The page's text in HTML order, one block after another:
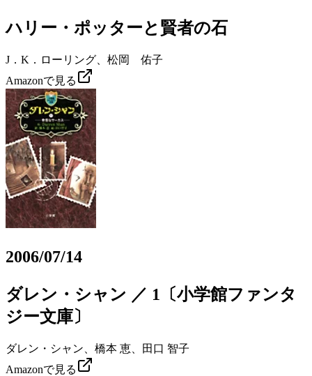
ハリー・ポッターと賢者の石
J．K．ローリング、松岡 佑子
Amazonで見る
2006/07/14
ダレン・シャン ／ 1〔小学館ファンタ
ジー文庫〕
ダレン・シャン、橋本 恵、田口 智子
Amazonで見る